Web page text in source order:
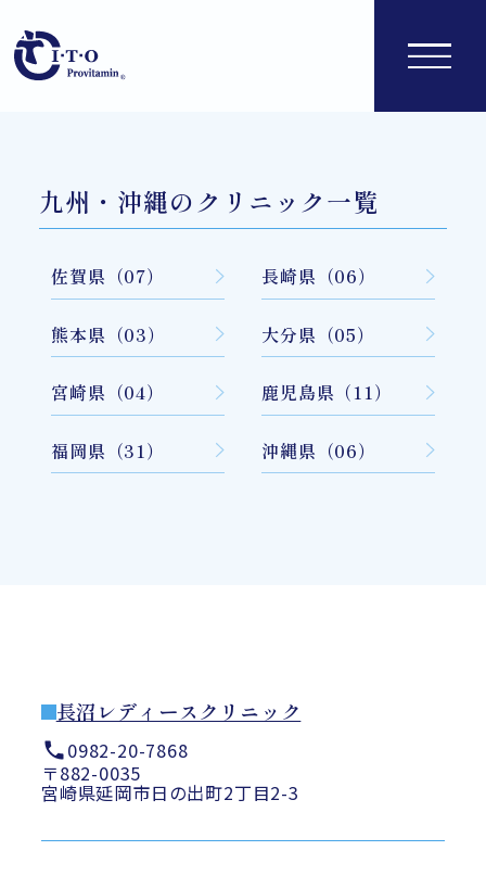
九州・沖縄のクリニック一覧
佐賀県（07） 長崎県（06）
熊本県（03） 大分県（05）
宮崎県（04） 鹿児島県（11）
福岡県（31） 沖縄県（06）
長沼レディースクリニック
0982-20-7868
〒882-0035
宮崎県延岡市日の出町2丁目2-3